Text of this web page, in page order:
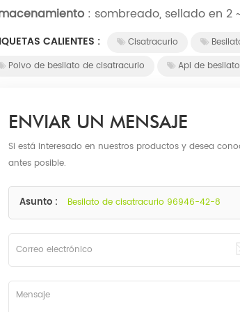
: sombreado, sellado en 2
CALIENTES : Cisatracurio
Polvo de besilato de cisatracurio
Api de
ENVIAR UN MENSAJE
Si está interesado en nuestros productos y desea
antes posible.
Asunto : Besilato de cisatracurio 96946-42-8